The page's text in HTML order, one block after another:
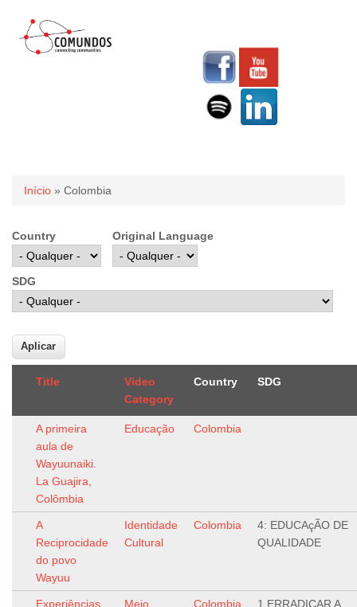
Você está aqui
Início » Colombia
Country Original Language
SDG
Title
Video
Category
Country SDG
A primeira
aula de
Wayuunaiki.
La Guajira,
Colômbia
Educação Colombia
A
Reciprocidade
do povo
Wayuu
Identidade
Cultural
Colombia
4: EDUCAçÃO DE
QUALIDADE
Experiências
Meio
Colombia
1 ERRADICAR A